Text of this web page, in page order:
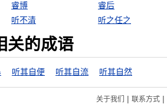
睿博
睿后
听不清 听之任之
关的成语
听其自便 听其自流 听其自然
关于我们 | 联系方式|